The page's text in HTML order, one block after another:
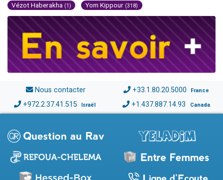
Vézot Haberakha (1) Yom Kippour (318)
Nous contacter +33.1.80.20.5000 France
+972.2.37.41.515 Israël +1.437.887.14.93 Canada